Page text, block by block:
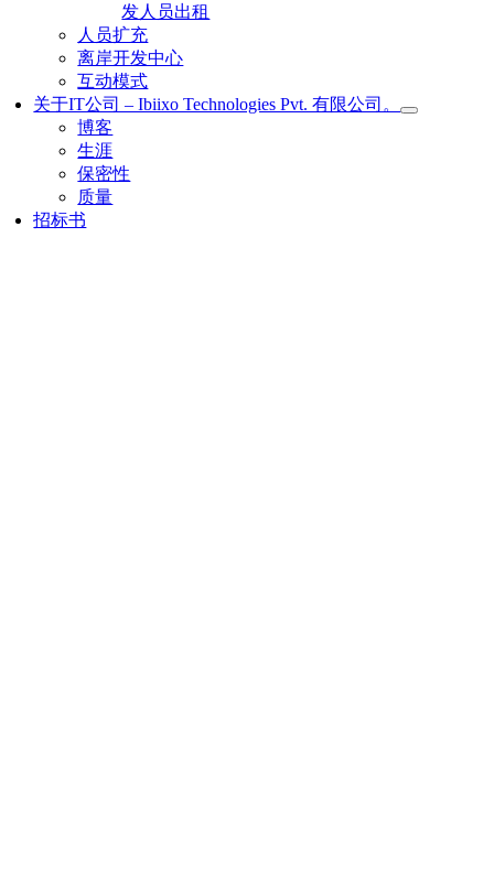
发人员出租
人员扩充
离岸开发中心
互动模式
关于IT公司 – Ibiixo Technologies Pvt. 有限公司。
博客
生涯
保密性
质量
招标书